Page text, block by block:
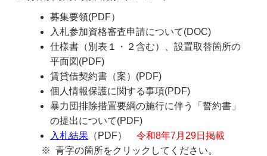
募集要領(PDF）
入札参加資格審査申請について(DOC)
仕様書（別表１・２含む）、設置取替箇所の
平面図(PDF)
賃貸借契約書（案）(PDF)
個人情報保護に関する事項(PDF)
暴力団排除措置要綱の施行に伴う「誓約書」
の提出について(PDF)
入札結果（PDF）
令和8年7月29日掲載
青字の箇所をクリックしてください。